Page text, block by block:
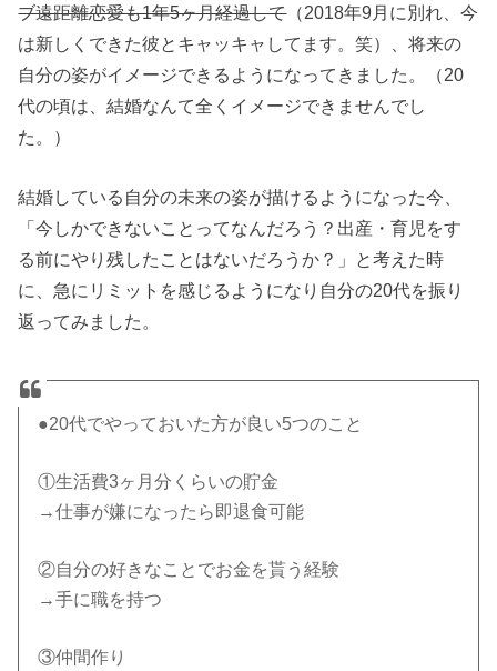
ブ遠距離恋愛も1年5ヶ月経過して（2018年9月に別れ、今
は新しくできた彼とキャッキャしてます。笑）、将来の
自分の姿がイメージできるようになってきました。（20
代の頃は、結婚なんて全くイメージできませんでし
た。）
結婚している自分の未来の姿が描けるようになった今、
「今しかできないことってなんだろう？出産・育児をす
る前にやり残したことはないだろうか？」と考えた時
に、急にリミットを感じるようになり自分の20代を振り
返ってみました。
●20代でやっておいた方が良い5つのこと
①生活費3ヶ月分くらいの貯金
→仕事が嫌になったら即退食可能
②自分の好きなことでお金を貰う経験
→手に職を持つ
③仲間作り